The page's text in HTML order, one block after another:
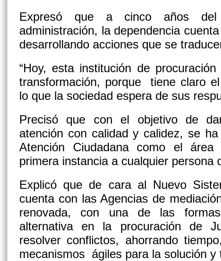
Expresó que a cinco años
administración, la dependencia
desarrollando acciones que se
“Hoy, esta institución de
transformación, porque tiene claro
lo que la sociedad espera de sus
Precisó que con el objetivo de
atención con calidad y calidez, se
Atención Ciudadana como el
primera instancia a cualquier persona
Explicó que de cara al Nuevo
cuenta con las Agencias de
renovada, con una de las
alternativa en la procuración de
resolver conflictos, ahorrando
mecanismos ágiles para la solución y